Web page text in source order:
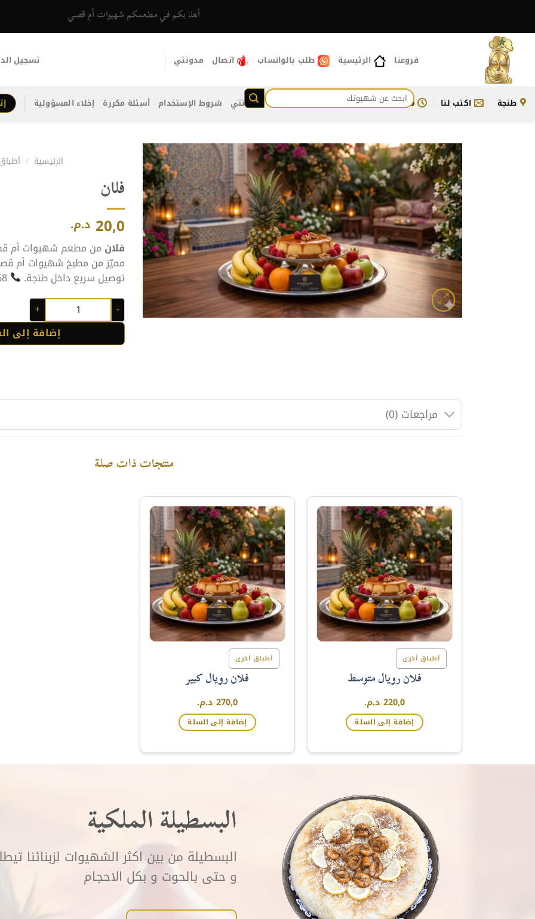
أهلا بكم في مطعمكم شهيوات أم قصي
فروعنا الرئيسية طلب بالواتساب اتصال مدونتي
البحث
عن:
تسجيل
طنجة اكتب لنا 11:00 ص - 11:30 م للتواصل معنا مدونتي شروط الإستخدام أسئلة مكررة إخلاء المسؤولية
الرئيسية /
فلان
20,0 د.م.
فلان من مطعم شهيوات أم
مميّز من مطبخ شهيوات أم
توصيل سريع داخل طنجة.
0668755868
كمية فلان
إضافة إلى
مراجعات (0)
منتجات ذات صلة
أطباق أخرى
فلان رويال متوسط
220,0 د.م.
إضافة إلى السلة
أطباق أخرى
فلان رويال كبير
270,0 د.م.
إضافة إلى السلة
البسطيلة الملكية
البسطيلة من بين اكثر الشهيوات لزبنائنا
و حتى بالحوت و بكل الاحجام